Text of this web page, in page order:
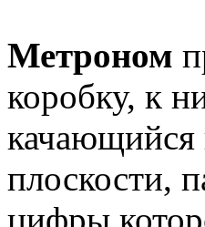
Метроном
коробку, к
качающийся
плоскости,
цифры